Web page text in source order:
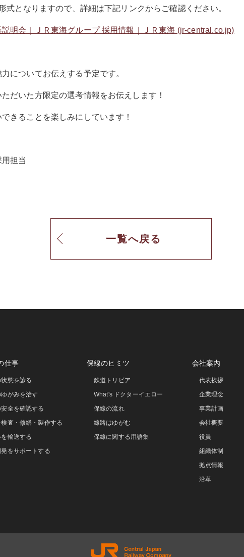
式となりますので、詳細は下記リンクからご確認ください。
説明会｜ＪＲ東海グループ 採用情報｜ＪＲ東海 (jr-central.co.jp)
についてお伝えする予定です。
だいた方限定の選考情報をお伝えします！
きることを楽しみにしています！
担当
一覧へ戻る
仕事
態を診る
がみを治す
全を確認する
査・修繕・製作する
輸送する
をサポートする
保線のヒミツ
鉄道トリビア
What's ドクターイエロー
保線の流れ
線路はゆがむ
保線に関する用語集
会社案内
代表挨拶
企業理念
事業計画
会社概要
役員
組織体制
拠点情報
沿革